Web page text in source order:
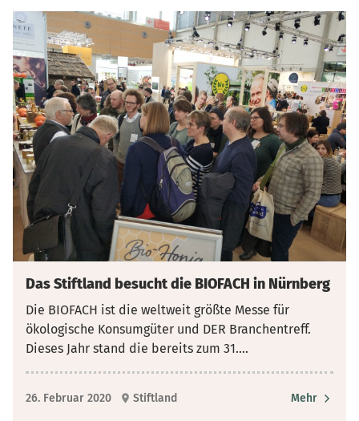
Das Stiftland besucht die BIOFACH in Nürnberg
Die BIOFACH ist die weltweit größte Messe für
ökologische Konsumgüter und DER Branchentreff.
Dieses Jahr stand die bereits zum 31....
26. Februar 2020 Stiftland Mehr